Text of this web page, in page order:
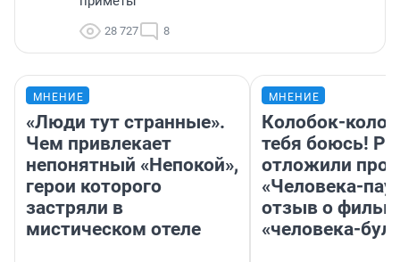
28 727 8
МНЕНИЕ
«Люди тут странные».
Чем привлекает
непонятный «Непокой»,
герои которого
застряли в
мистическом отеле
МНЕНИЕ
Колобок-
тебя боюсь!
отложили
«Человека-
отзыв о
«человека-